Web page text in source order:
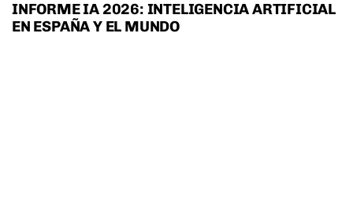
INFORME IA 2026: INTELIGENCIA ARTIFICIAL
EN ESPAÑA Y EL MUNDO